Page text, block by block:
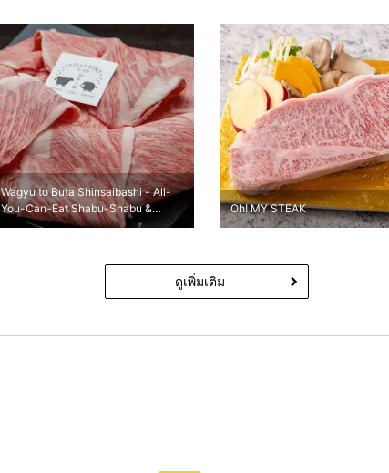
Wagyu to Buta Shinsaibashi - All-
You-Can-Eat Shabu-Shabu &
Sukiyaki
Oh! MY STEAK
ดูเพิ่มเติม